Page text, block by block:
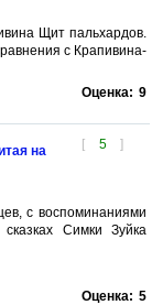
Щит пальхардов.
с Крапивина-
Оценка: 9
[ 5 ]
на
с воспоминаниями
Симки Зуйка
Оценка: 5